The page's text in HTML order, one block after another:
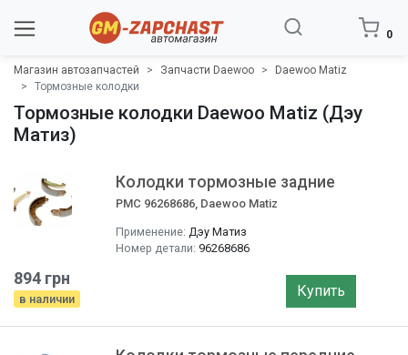
0
Магазин автозапчастей Запчасти Daewoo
Daewoo Matiz
Тормозные колодки
Тормозные колодки Daewoo Matiz (Дэу
Матиз)
Колодки тормозные задние
PMC 96268686, Daewoo Matiz
Применение: Дэу Матиз
Номер детали: 96268686
894 грн
в наличии Купить